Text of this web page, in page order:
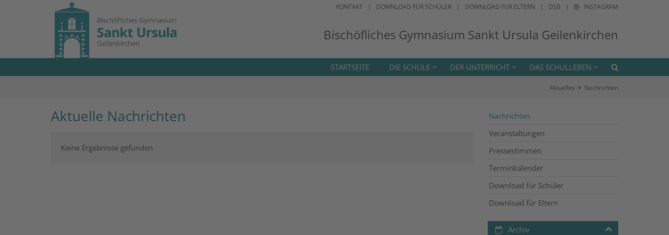
KONTAKT DOWNLOAD FÜR SCHÜLER DOWNLOAD FÜR ELTERN DSB INSTAGRAM
Bischöfliches Gymnasium Sankt Ursula Geilenkirchen
STARTSEITE DIE SCHULE DER UNTERRICHT DAS SCHULLEBEN
Aktuelles Nachrichten
Aktuelle Nachrichten
Keine Ergebnisse gefunden
Nachrichten
Veranstaltungen
Pressestimmen
Terminkalender
Download für Schüler
Download für Eltern
Archiv